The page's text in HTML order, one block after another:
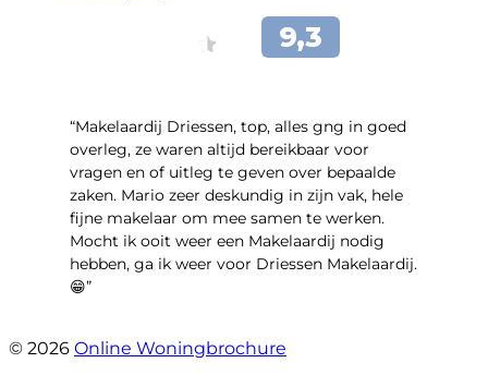
“Makelaardij Driessen, top, alles gng in goed
overleg, ze waren altijd bereikbaar voor
vragen en of uitleg te geven over bepaalde
zaken. Mario zeer deskundig in zijn vak, hele
fijne makelaar om mee samen te werken.
Mocht ik ooit weer een Makelaardij nodig
hebben, ga ik weer voor Driessen Makelaardij.
😁”
© 2026 Online Woningbrochure